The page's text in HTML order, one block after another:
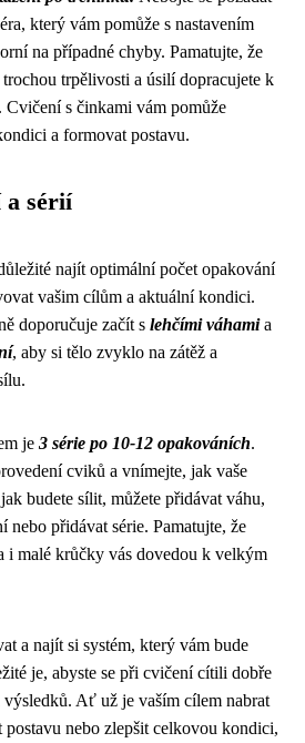
který vám pomůže s nastavením
na případné chyby. Pamatujte, že
trpělivosti a úsilí dopracujete k
s činkami vám pomůže
a formovat postavu.
a sérií
najít optimální počet opakování
vašim cílům a aktuální kondici.
doporučuje začít s lehčími váhamia
, aby si tělo zvyklo na zátěž a
je 3 série po 10-12 opakováních.
cviků a vnímejte, jak vaše
budete sílit, můžete přidávat váhu,
nebo přidávat série. Pamatujte, že
i malé krůčky vás dovedou k velkým
a najít si systém, který vám bude
je, abyste se při cvičení cítili dobře
Ať už je vaším cílem nabrat
nebo zlepšit celkovou kondici,